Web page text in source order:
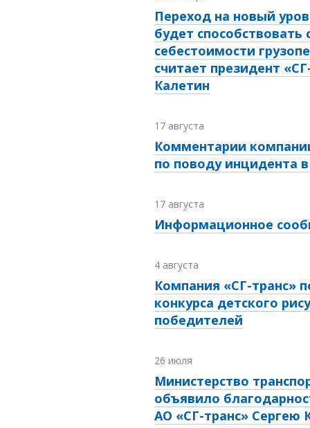
Переход на новый
будет
себестоимости
считает президент
Калетин
17 августа
Комментарии
по поводу инцидента
17 августа
Информационное
4 августа
Компания «СГ-транс»
конкурса детского
победителей
26 июля
Министерство
объявило
АО «СГ-транс» Сергею